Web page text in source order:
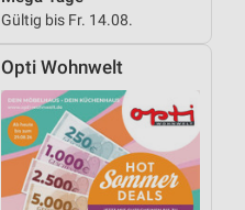
Gültig bis Fr. 14.08.
Opti Wohnwelt